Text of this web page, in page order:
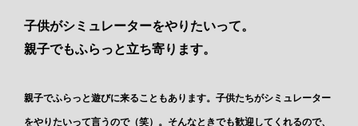
子供がシミュレーターをやりたいって。
親子でもふらっと立ち寄ります。
親子でふらっと遊びに来ることもあります。子供たちがシミュレーター
をやりたいって言うので（笑）。そんなときでも歓迎してくれるので、